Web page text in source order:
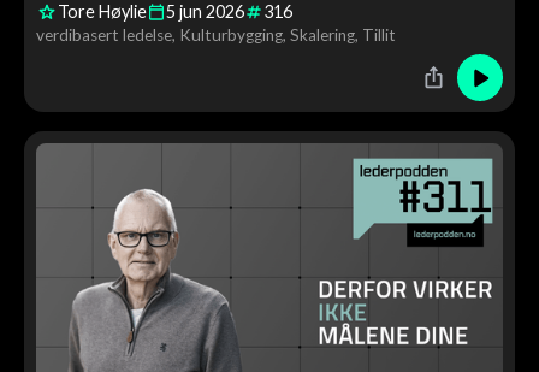
struktur for å skalere kultur i stor skala. Samtalen handler
også om franchising, lederutvikling, AI og hvorfor
Harvard Business School bruker REMA som case.
Tore Høylie 5 jun 2026 316
verdibasert ledelse Kulturbygging Skalering Tillit